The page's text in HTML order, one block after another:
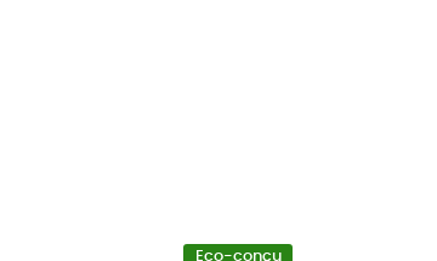
Eco-conçu